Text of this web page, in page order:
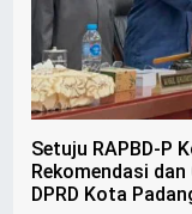
Setuju RAPBD-P
Rekomendasi
DPRD Kota